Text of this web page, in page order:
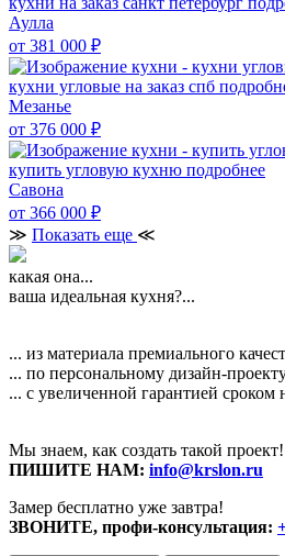
Аулла
от 381 000 ₽
кухни угловые на заказ спб
Мезанье
от 376 000 ₽
купить угловую кухню подробнее
Савона
от 366 000 ₽
≫ Показать еще ≪
какая она...
ваша идеальная кухня?...
... из материала премиального
... по персональному дизайн-
... с увеличенной гарантией сроком
Мы знаем, как создать такой проект!
ПИШИТЕ НАМ: info@krslon.ru
Замер бесплатно уже завтра!
ЗВОНИТЕ, профи-консультация: